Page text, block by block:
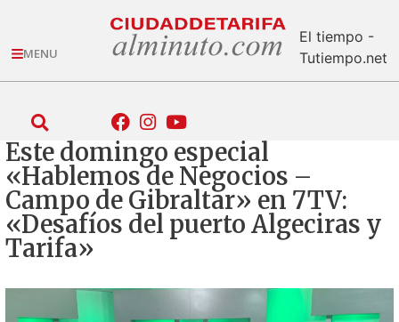
MENU
El tiempo -
Tutiempo.net
Este domingo especial
«Hablemos de Negocios –
Campo de Gibraltar» en 7TV:
«Desafíos del puerto Algeciras y
Tarifa»